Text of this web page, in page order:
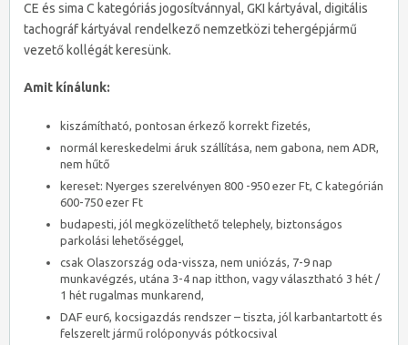
CE és sima C kategóriás jogosítvánnyal, GKI kártyával, digitális
tachográf kártyával rendelkező nemzetközi tehergépjármű
vezető kollégát keresünk.
Amit kínálunk:
kiszámítható, pontosan érkező korrekt fizetés,
normál kereskedelmi áruk szállítása, nem gabona, nem ADR,
nem hűtő
kereset: Nyerges szerelvényen 800 -950 ezer Ft, C kategórián
600-750 ezer Ft
budapesti, jól megközelíthető telephely, biztonságos
parkolási lehetőséggel,
csak Olaszország oda-vissza, nem uniózás, 7-9 nap
munkavégzés, utána 3-4 nap itthon, vagy választható 3 hét /
1 hét rugalmas munkarend,
DAF eur6, kocsigazdás rendszer – tiszta, jól karbantartott és
felszerelt jármű rolóponyvás pótkocsival